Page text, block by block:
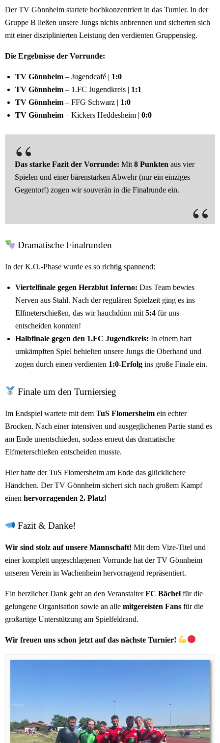
Der TV Gönnheim startete hochkonzentriert in das Turnier. In der
Gruppe B ließen unsere Jungs nichts anbrennen und sicherten sich
mit einer disziplinierten Leistung den verdienten Gruppensieg.
Die Ergebnisse der Vorrunde:
TV Gönnheim– Jugendcafé | 1:0
TV Gönnheim– 1.FC Jugendkreis | 1:1
TV Gönnheim– FFG Schwarz | 1:0
TV Gönnheim– Kickers Heddesheim | 0:0
Das starke Fazit der Vorrunde: Mit 8 Punkten aus vier
Spielen und einer bärenstarken Abwehr (nur ein einziges
Gegentor!) zogen wir souverän in die Finalrunde ein.
Dramatische Finalrunden
In der K.O.-Phase wurde es so richtig spannend:
Viertelfinale gegen Herzblut Inferno: Das Team bewies
Nerven aus Stahl. Nach der regulären Spielzeit ging es ins
Elfmeterschießen, das wir hauchdünn mit 5:4für uns
entscheiden konnten!
Halbfinale gegen den 1.FC Jugendkreis: In einem hart
umkämpften Spiel behielten unsere Jungs die Oberhand und
zogen durch einen verdienten 1:0-Erfolgins große Finale ein.
Finale um den Turniersieg
Im Endspiel wartete mit dem TuS Flomersheim ein echter
Brocken. Nach einer intensiven und ausgeglichenen Partie stand es
am Ende unentschieden, sodass erneut das dramatische
Elfmeterschießen entscheiden musste.
Hier hatte der TuS Flomersheim am Ende das glücklichere
Händchen. Der TV Gönnheim sichert sich nach großem Kampf
einen hervorragenden 2. Platz!
Fazit & Danke!
Wir sind stolz auf unsere Mannschaft! Mit dem Vize-Titel und
einer komplett ungeschlagenen Vorrunde hat der TV Gönnheim
unseren Verein in Wachenheim hervorragend repräsentiert.
Ein herzlicher Dank geht an den VeranstalterFC Bächel für die
gelungene Organisation sowie an alle mitgereisten Fans für die
großartige Unterstützung am Spielfeldrand.
Wir freuen uns schon jetzt auf das nächste Turnier!